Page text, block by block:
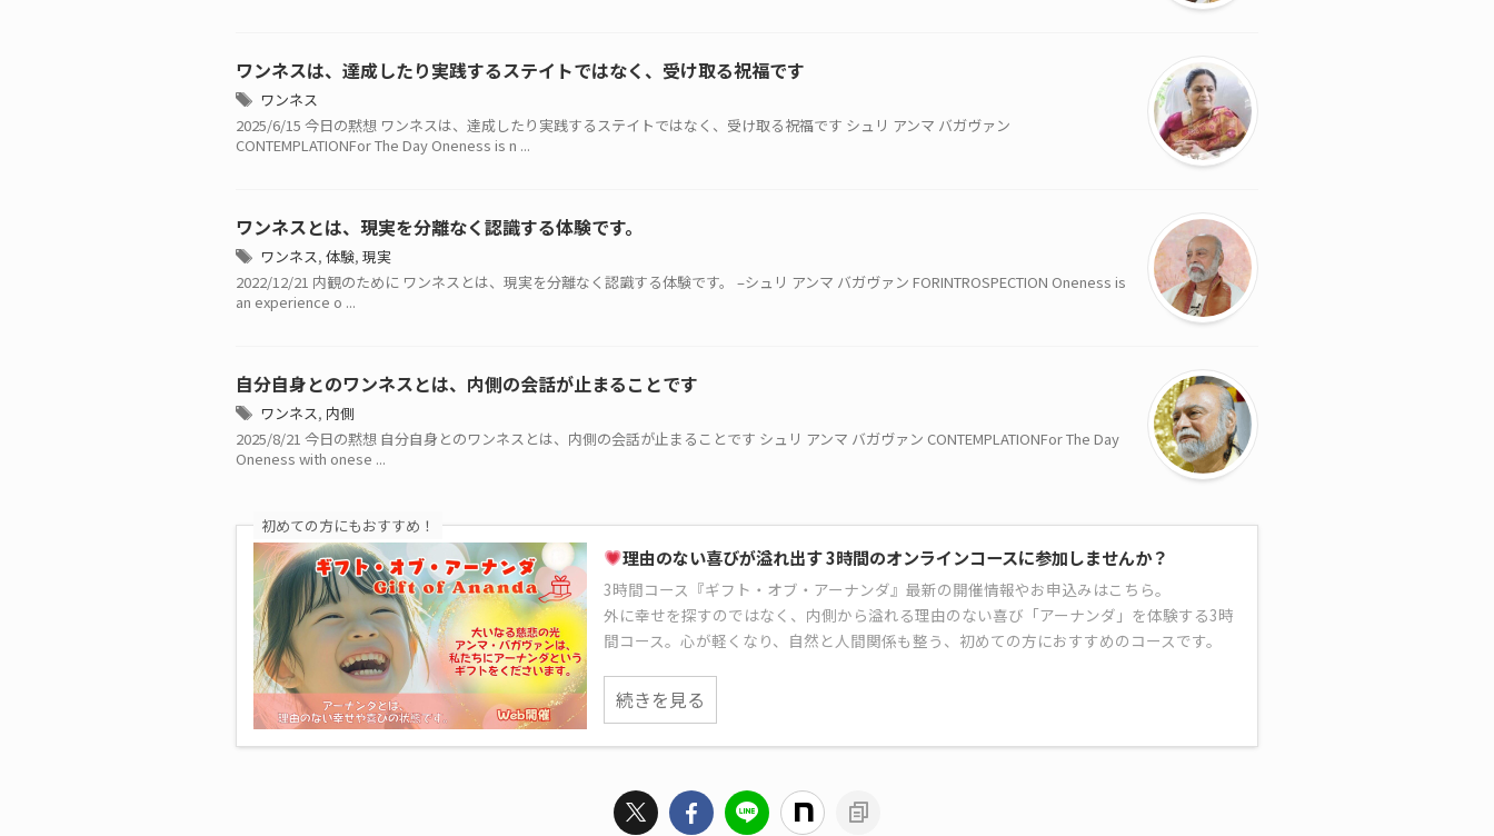
ワンネスは、達成したり実践するステイトではなく、受け取る祝福です
ワンネス
2025/6/15 今日の黙想 ワンネスは、達成したり実践するステイトではなく、受け取る祝福です シュリ アンマ バガヴァン
CONTEMPLATIONFor The Day Oneness is n ...
ワンネスとは、現実を分離なく認識する体験です。
ワンネス, 体験, 現実
2022/12/21 内観のために ワンネスとは、現実を分離なく認識する体験です。 –シュリ アンマ バガヴァン FORINTROSPECTION Oneness is
an experience o ...
自分自身とのワンネスとは、内側の会話が止まることです
ワンネス, 内側
2025/8/21 今日の黙想 自分自身とのワンネスとは、内側の会話が止まることです シュリ アンマ バガヴァン CONTEMPLATIONFor The Day
Oneness with onese ...
初めての方にもおすすめ！
理由のない喜びが溢れ出す 3時間のオンラインコースに参加しませんか？
3時間コース『ギフト・オブ・アーナンダ』最新の開催情報やお申込みはこちら。
外に幸せを探すのではなく、内側から溢れる理由のない喜び「アーナンダ」を体験する3時
間コース。心が軽くなり、自然と人間関係も整う、初めての方におすすめのコースです。
続きを見る